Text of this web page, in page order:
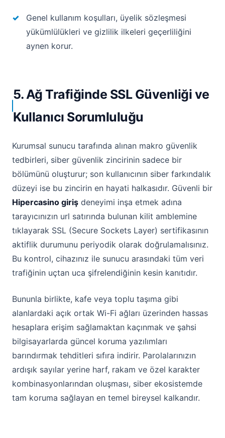
Genel kullanım koşulları, üyelik sözleşmesi
yükümlülükleri ve gizlilik ilkeleri geçerliliğini
aynen korur.
5. Ağ Trafiğinde SSL Güvenliği ve
Kullanıcı Sorumluluğu
Kurumsal sunucu tarafında alınan makro güvenlik
tedbirleri, siber güvenlik zincirinin sadece bir
bölümünü oluşturur; son kullanıcının siber farkındalık
düzeyi ise bu zincirin en hayati halkasıdır. Güvenli bir
Hipercasino giriş deneyimi inşa etmek adına
tarayıcınızın url satırında bulunan kilit amblemine
tıklayarak SSL (Secure Sockets Layer) sertifikasının
aktiflik durumunu periyodik olarak doğrulamalısınız.
Bu kontrol, cihazınız ile sunucu arasındaki tüm veri
trafiğinin uçtan uca şifrelendiğinin kesin kanıtıdır.
Bununla birlikte, kafe veya toplu taşıma gibi
alanlardaki açık ortak Wi-Fi ağları üzerinden hassas
hesaplara erişim sağlamaktan kaçınmak ve şahsi
bilgisayarlarda güncel koruma yazılımları
barındırmak tehditleri sıfıra indirir. Parolalarınızın
ardışık sayılar yerine harf, rakam ve özel karakter
kombinasyonlarından oluşması, siber ekosistemde
tam koruma sağlayan en temel bireysel kalkandır.